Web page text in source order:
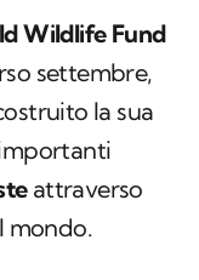
Wildlife Fund
settembre,
la sua
attraverso
mondo.